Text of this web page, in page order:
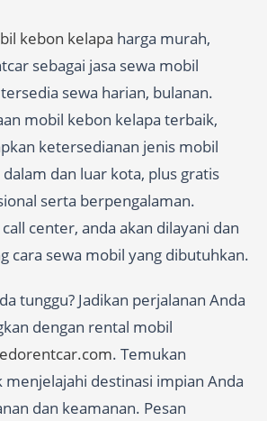
kebon kelapa harga murah,
sebagai jasa sewa mobil
sewa harian, bulanan.
mobil kebon kelapa terbaik,
ketersedianan jenis mobil
dan luar kota, plus gratis
serta berpengalaman.
center, anda akan dilayani dan
cara sewa mobil yang dibutuhkan.
tunggu? Jadikan perjalanan Anda
dengan rental mobil
. Temukan
menjelajahi destinasi impian Anda
dan keamanan. Pesan